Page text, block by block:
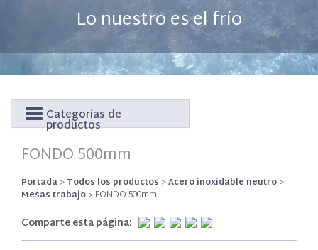
Lo nuestro es el frío
Categorías de
productos
FONDO 500mm
Portada>Todos los productos >Acero inoxidable neutro>
Mesas trabajo>FONDO 500mm
Comparte esta página: